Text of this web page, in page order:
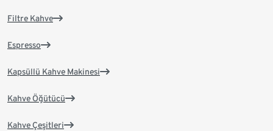
Filtre Kahve
Espresso
Kapsüllü Kahve Makinesi
Kahve Öğütücü
Kahve Çeşitleri